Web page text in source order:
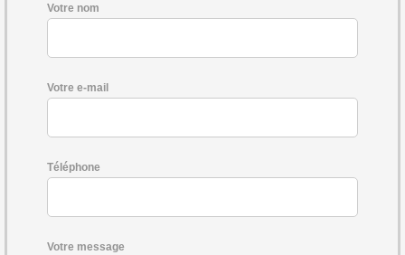
Votre nom
Votre e-mail
Téléphone
Votre message